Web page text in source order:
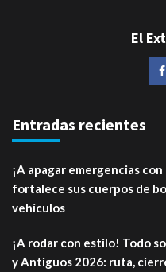
El
Entradas recientes
¡A apagar emergencias
fortalece sus cuerpos de
vehículos
¡A rodar con estilo! Todo
y Antiguos 2026: ruta,